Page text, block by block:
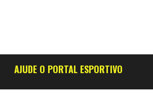
AJUDE O PORTAL ESPORTIVO